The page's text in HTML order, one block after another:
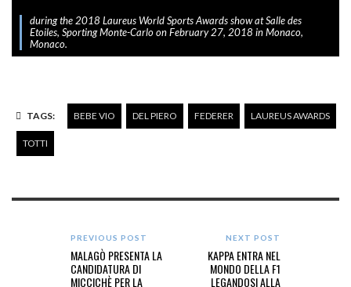
during the 2018 Laureus World Sports Awards show at Salle des
Etoiles, Sporting Monte-Carlo on February 27, 2018 in Monaco,
Monaco.
TAGS: BEBE VIO DEL PIERO FEDERER LAUREUS AWARDS
TOTTI
PREVIOUS POST
MALAGÒ PRESENTA LA
CANDIDATURA DI
MICCICHÈ PER LA
NEXT POST
KAPPA ENTRA NEL
MONDO DELLA F1
LEGANDOSI ALLA